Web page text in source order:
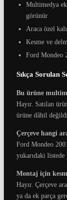
Multimedya
görünür
Araca özel
Kesme ve
Ford Mondeo
Sıkça Sorulan
Bu ürüne
Hayır. Satılan
ürüne dâhil
Çerçeve hangi
Ford Mondeo
yukarıdaki listede
Montaj için
Hayır. Çerçeve
ya da ek parça